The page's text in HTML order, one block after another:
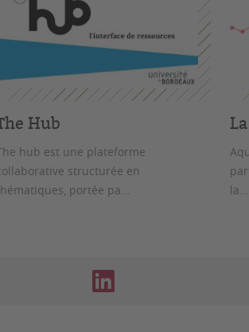
Hub
hub est une plateforme
structurée en
portée pa...
la...